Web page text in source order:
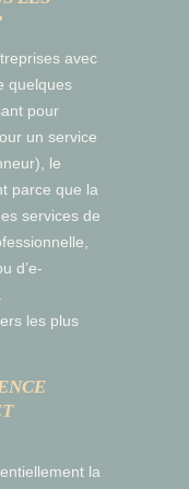
avec
quelques
pour
un service
le
parce que la
services de
d’e-
les plus
la